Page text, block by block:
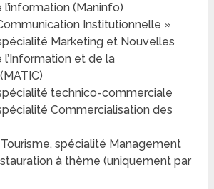
(Maninfo)
Institutionnelle »
Marketing et Nouvelles
et de la
technico-commerciale
Commercialisation des
spécialité Management
à thème (uniquement par